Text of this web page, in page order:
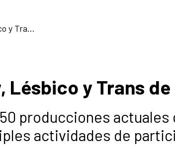
XVII Festival de Cine Gay, Lésbico y Trans de Lima
Lésbico y Trans
producciones actuales
actividades de